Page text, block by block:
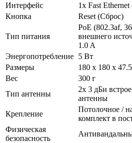
Интерфейс
1x Fast Ethernet
Кнопка
Reset (Cброс)
Тип питания
PoE (802.3af,
внешнего
1.0 A
Энергопотребление 5 Вт
Размеры
180 х 180 х
Вес
300 г
Тип антенны
2x 3 дБи
антенны
Крепление
Потолочное /
комплект в
Физическая
безопасность